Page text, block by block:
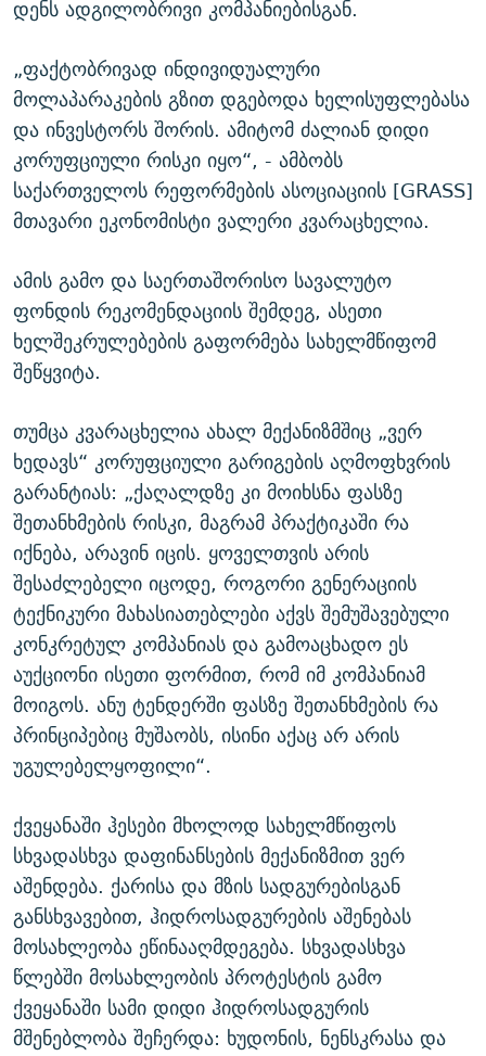
დენს ადგილობრივი კომპანიებისგან.
„ფაქტობრივად ინდივიდუალური
მოლაპარაკების გზით დგებოდა ხელისუფლებასა
და ინვესტორს შორის. ამიტომ ძალიან დიდი
კორუფციული რისკი იყო“, - ამბობს
საქართველოს რეფორმების ასოციაციის [GRASS]
მთავარი ეკონომისტი ვალერი კვარაცხელია.
ამის გამო და საერთაშორისო სავალუტო
ფონდის რეკომენდაციის შემდეგ, ასეთი
ხელშეკრულებების გაფორმება სახელმწიფომ
შეწყვიტა.
თუმცა კვარაცხელია ახალ მექანიზმშიც „ვერ
ხედავს“ კორუფციული გარიგების აღმოფხვრის
გარანტიას: „ქაღალდზე კი მოიხსნა ფასზე
შეთანხმების რისკი, მაგრამ პრაქტიკაში რა
იქნება, არავინ იცის. ყოველთვის არის
შესაძლებელი იცოდე, როგორი გენერაციის
ტექნიკური მახასიათებლები აქვს შემუშავებული
კონკრეტულ კომპანიას და გამოაცხადო ეს
აუქციონი ისეთი ფორმით, რომ იმ კომპანიამ
მოიგოს. ანუ ტენდერში ფასზე შეთანხმების რა
პრინციპებიც მუშაობს, ისინი აქაც არ არის
უგულებელყოფილი“.
ქვეყანაში ჰესები მხოლოდ სახელმწიფოს
სხვადასხვა დაფინანსების მექანიზმით ვერ
აშენდება. ქარისა და მზის სადგურებისგან
განსხვავებით, ჰიდროსადგურების აშენებას
მოსახლეობა ეწინააღმდეგება. სხვადასხვა
წლებში მოსახლეობის პროტესტის გამო
ქვეყანაში სამი დიდი ჰიდროსადგურის
მშენებლობა შეჩერდა: ხუდონის, ნენსკრასა და